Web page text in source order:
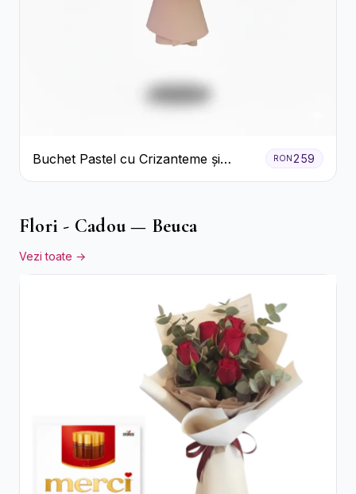
Buchet Pastel cu Crizanteme și
Garoafe
RON 259
Flori - Cadou — Beuca
Vezi toate →